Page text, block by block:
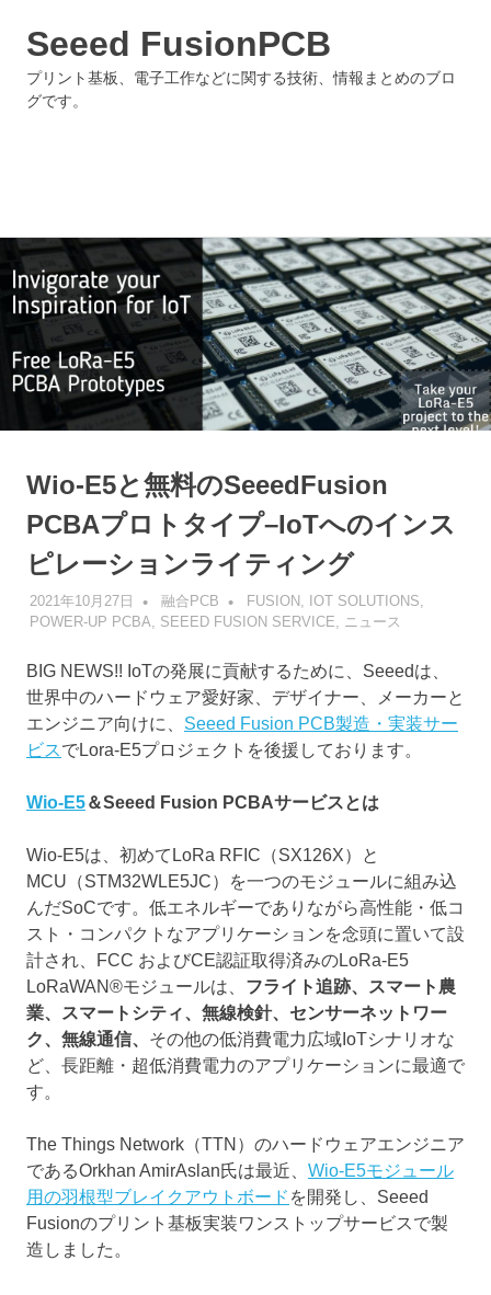
Skip
content
Seeed FusionPCB
プリント基板、電子工作などに関する技術、情報まとめのブロ
グです。
Wio-E5と無料のSeeedFusion
PCBAプロトタイプ–IoTへのインス
ピレーションライティング
2021年10月27日 融合PCB FUSION , IOT SOLUTIONS,
POWER-UP PCBA, SEEED FUSION SERVICE, ニュース
BIG NEWS!! IoTの発展に貢献するために、Seeedは、
世界中のハードウェア愛好家、デザイナー、メーカーと
エンジニア向けに、 Seeed Fusion PCB製造・実装サー
ビスでLora-E5プロジェクトを後援しております。
Wio-E5＆Seeed Fusion PCBAサービスとは
Wio-E5は、初めてLoRa RFIC（SX126X）と
MCU（STM32WLE5JC）を一つのモジュールに組み込
んだSoCです。低エネルギーでありながら高性能・低コ
スト・コンパクトなアプリケーションを念頭に置いて設
計され、FCC およびCE認証取得済みのLoRa-E5
LoRaWAN®モジュールは、 フライト追跡、スマート農
業、スマートシティ、無線検針、センサーネットワー
ク、無線通信、 その他の低消費電力広域IoTシナリオな
ど、長距離・超低消費電力のアプリケーションに最適で
す。
The Things Network（TTN）のハードウェアエンジニア
であるOrkhan AmirAslan氏は最近、 Wio-E5モジュール
用の羽根型ブレイクアウトボード を開発し、Seeed
Fusionのプリント基板実装ワンストップサービスで製
造しました。